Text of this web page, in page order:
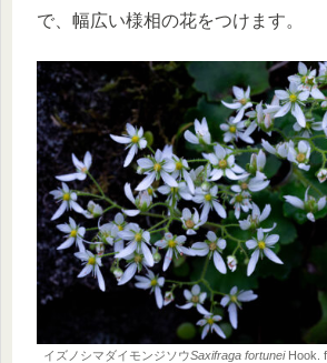
で、幅広い様相の花をつけます。
イズノシマダイモンジソウSaxifraga fortunei Hook.